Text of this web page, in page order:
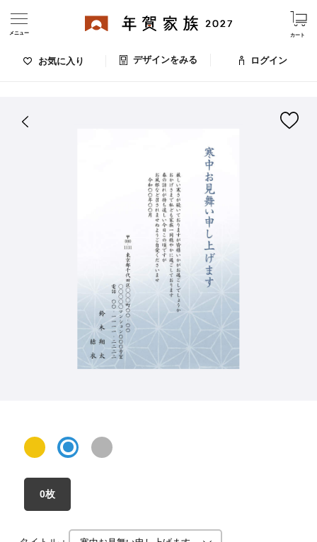
お気に入り デザインをみる
カート
ログイン
メニュー
デザインをみる
年賀家族について
お問い合わせ
0枚